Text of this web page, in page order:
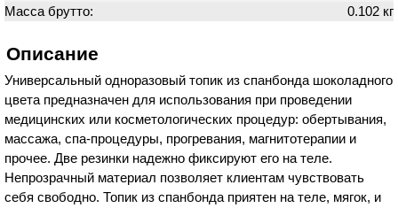
Масса брутто: 0.102 кг
Описание
Универсальный одноразовый топик из спанбонда шоколадного
цвета предназначен для использования при проведении
медицинских или косметологических процедур: обертывания,
массажа, спа-процедуры, прогревания, магнитотерапии и
прочее. Две резинки надежно фиксируют его на теле.
Непрозрачный материал позволяет клиентам чувствовать
себя свободно. Топик из спанбонда приятен на теле, мягок, и